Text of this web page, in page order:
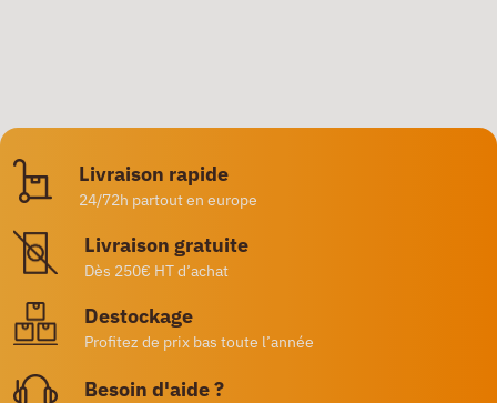
Livraison rapide
24/72h partout en europe
Livraison gratuite
Dès 250€ HT d’achat
Destockage
Profitez de prix bas toute l’année
Besoin d'aide ?